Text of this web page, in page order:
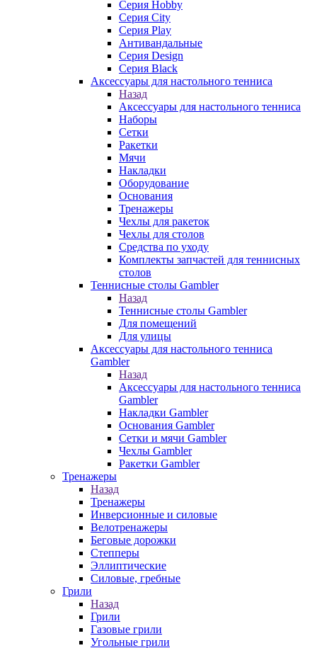
Серия Hobby
Серия City
Серия Play
Антивандальные
Серия Design
Серия Black
Аксессуары для настольного тенниса
Назад
Аксессуары для настольного тенниса
Наборы
Сетки
Ракетки
Мячи
Накладки
Оборудование
Основания
Тренажеры
Чехлы для ракеток
Чехлы для столов
Средства по уходу
Комплекты запчастей для теннисных
столов
Теннисные столы Gambler
Назад
Теннисные столы Gambler
Для помещений
Для улицы
Аксессуары для настольного тенниса
Gambler
Назад
Аксессуары для настольного тенниса
Gambler
Накладки Gambler
Основания Gambler
Сетки и мячи Gambler
Чехлы Gambler
Ракетки Gambler
Тренажеры
Назад
Тренажеры
Инверсионные и силовые
Велотренажеры
Беговые дорожки
Степперы
Эллиптические
Силовые, гребные
Грили
Назад
Грили
Газовые грили
Угольные грили